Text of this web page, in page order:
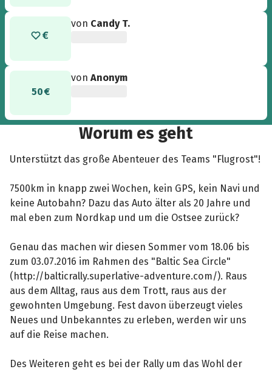
von Candy T.
50 €
vonAnonym
Worum es geht
Unterstützt das große Abenteuer des Teams "Flugrost"!
7500km in knapp zwei Wochen, kein GPS, kein Navi und
keine Autobahn? Dazu das Auto älter als 20 Jahre und
mal eben zum Nordkap und um die Ostsee zurück?
Genau das machen wir diesen Sommer vom 18.06 bis
zum 03.07.2016 im Rahmen des "Baltic Sea Circle"
(http://balticrally.superlative-adventure.com/). Raus
aus dem Alltag, raus aus dem Trott, raus aus der
gewohnten Umgebung. Fest davon überzeugt vieles
Neues und Unbekanntes zu erleben, werden wir uns
auf die Reise machen.
Des Weiteren geht es bei der Rally um das Wohl der